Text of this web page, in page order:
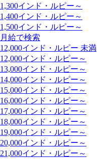
1,300インド・ルピー～
1,400インド・ルピー～
1,500インド・ルピー～
月給で検索
12,000インド・ルピー 未満
12,000インド・ルピー～
13,000インド・ルピー～
14,000インド・ルピー～
15,000インド・ルピー～
16,000インド・ルピー～
17,000インド・ルピー～
18,000インド・ルピー～
19,000インド・ルピー～
20,000インド・ルピー～
21,000インド・ルピー～